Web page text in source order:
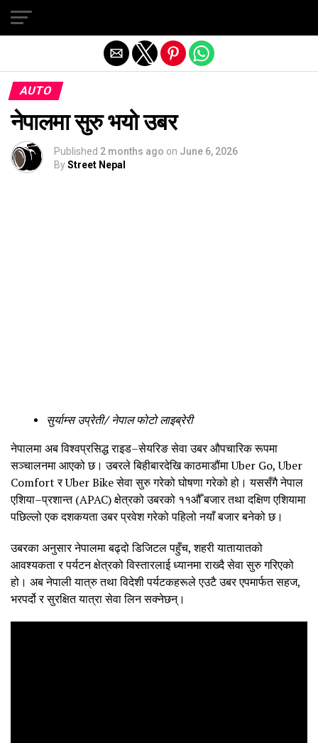
AUTO
नेपालमा सुरु भयो उबर
Published 2 months ago on June 6, 2026
ByStreet Nepal
सुर्याम्स उप्रेती/ नेपाल फोटो लाइब्रेरी
नेपालमा अब विश्वप्रसिद्ध राइड–सेयरिङ सेवा उबर औपचारिक रूपमा
सञ्चालनमा आएको छ। उबरले बिहीबारदेखि काठमाडौंमा Uber Go, Uber
Comfort र Uber Bike सेवा सुरु गरेको घोषणा गरेको हो। यससँगै नेपाल
एशिया–प्रशान्त (APAC) क्षेत्रको उबरको ११औँ बजार तथा दक्षिण एशियामा
पछिल्लो एक दशकयता उबर प्रवेश गरेको पहिलो नयाँ बजार बनेको छ।
उबरका अनुसार नेपालमा बढ्दो डिजिटल पहुँच, शहरी यातायातको
आवश्यकता र पर्यटन क्षेत्रको विस्तारलाई ध्यानमा राख्दै सेवा सुरु गरिएको
हो। अब नेपाली यात्रु तथा विदेशी पर्यटकहरूले एउटै उबर एपमार्फत सहज,
भरपर्दो र सुरक्षित यात्रा सेवा लिन सक्नेछन्।